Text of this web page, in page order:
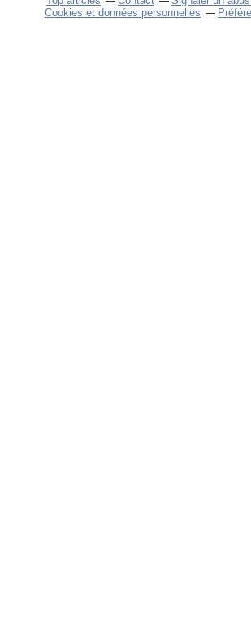
Cookies et données personnelles